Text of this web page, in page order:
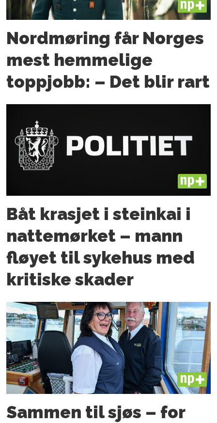
PLUS
Nordmøring får Norges
mest hemmelige
toppjobb: – Det blir rart
PLUS
Båt krasjet i steinkai i
nattemørket – mann
fløyet til sykehus med
kritiske skader
PLUS
Sammen til sjøs – for